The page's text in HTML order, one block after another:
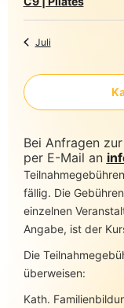
Juli
Bei Anfragen
per E-Mail an
fällig. Die
einzelnen
Angabe, ist der
Die
überweisen:
Kath.